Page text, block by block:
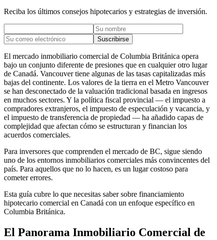
Reciba los últimos consejos hipotecarios y estrategias de inversión.
Suscribirse
El mercado inmobiliario comercial de Columbia Británica opera
bajo un conjunto diferente de presiones que en cualquier otro lugar
de Canadá. Vancouver tiene algunas de las tasas capitalizadas más
bajas del continente. Los valores de la tierra en el Metro Vancouver
se han desconectado de la valuación tradicional basada en ingresos
en muchos sectores. Y la política fiscal provincial — el impuesto a
compradores extranjeros, el impuesto de especulación y vacancia, y
el impuesto de transferencia de propiedad — ha añadido capas de
complejidad que afectan cómo se estructuran y financian los
acuerdos comerciales.
Para inversores que comprenden el mercado de BC, sigue siendo
uno de los entornos inmobiliarios comerciales más convincentes del
país. Para aquellos que no lo hacen, es un lugar costoso para
cometer errores.
Esta guía cubre lo que necesitas saber sobre financiamiento
hipotecario comercial en Canadá con un enfoque específico en
Columbia Británica.
El Panorama Inmobiliario Comercial de